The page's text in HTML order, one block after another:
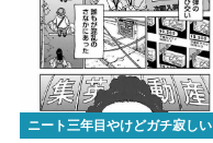
ニート三年目やけどガチ寂しい